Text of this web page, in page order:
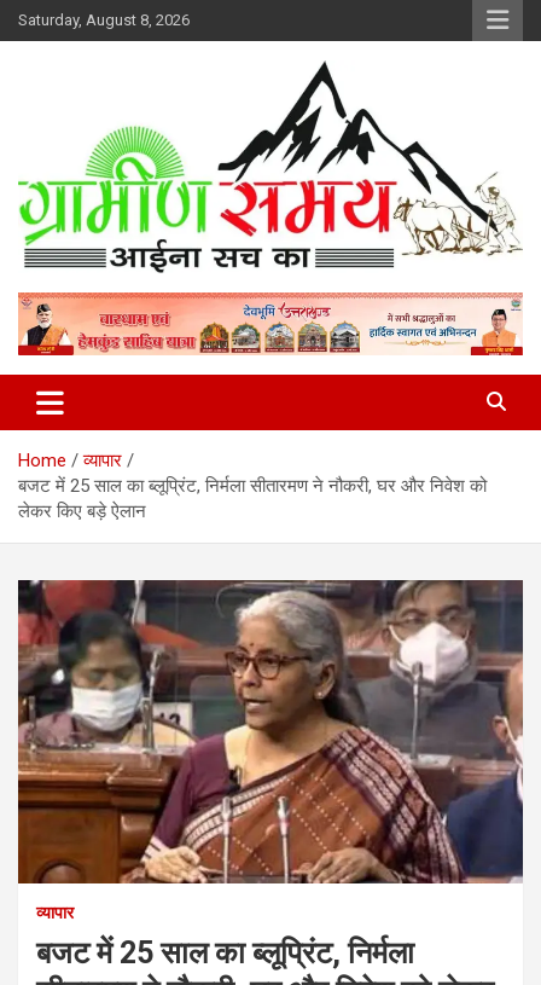
Skip
to
Saturday, August 8, 2026
Gramin Samay
Home
व्यापार
बजट में 25 साल का ब्लूप्रिंट, निर्मला सीतारमण ने नौकरी, घर और निवेश को
लेकर किए बड़े ऐलान
व्यापार
बजट में 25 साल का ब्लूप्रिंट, निर्मला